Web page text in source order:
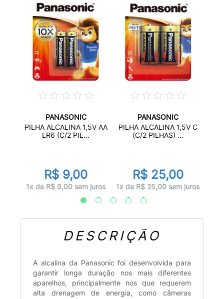
PANASONIC
PILHA ALCALINA 1,5V AA
LR6 (C/2 PIL...
R$ 9,00
1x de R$ 9,00 sem juros
PANASONIC
PILHA ALCALINA 1,5V C
(C/2 PILHAS) ...
R$ 25,00
1x de R$ 25,00 sem juros
DESCRIÇÃO
A alcalina da Panasonic foi desenvolvida para
garantir longa duração nos mais diferentes
aparelhos, principalmente nos que requerem
alta drenagem de energia, como câmeras